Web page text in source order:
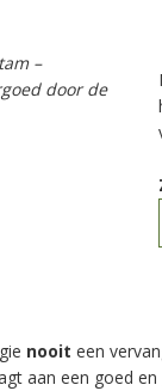
–
door de
nooit een
aan een goed